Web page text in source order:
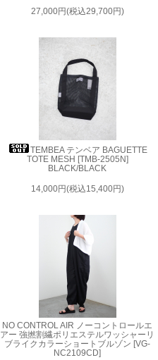
27,000円(税込29,700円)
TEMBEA テンベア BAGUETTE
TOTE MESH [TMB-2505N]
BLACK/BLACK
14,000円(税込15,400円)
NO CONTROL AIR ノーコントロールエ
アー 強撚割繊ポリエステルワッシャーリ
ブライクカラーショートブルゾン [VG-
NC2109CD]